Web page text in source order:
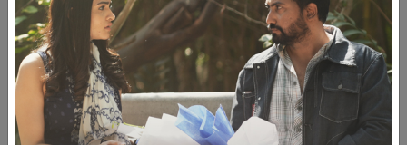
સરસ્વતીચંદ્ર